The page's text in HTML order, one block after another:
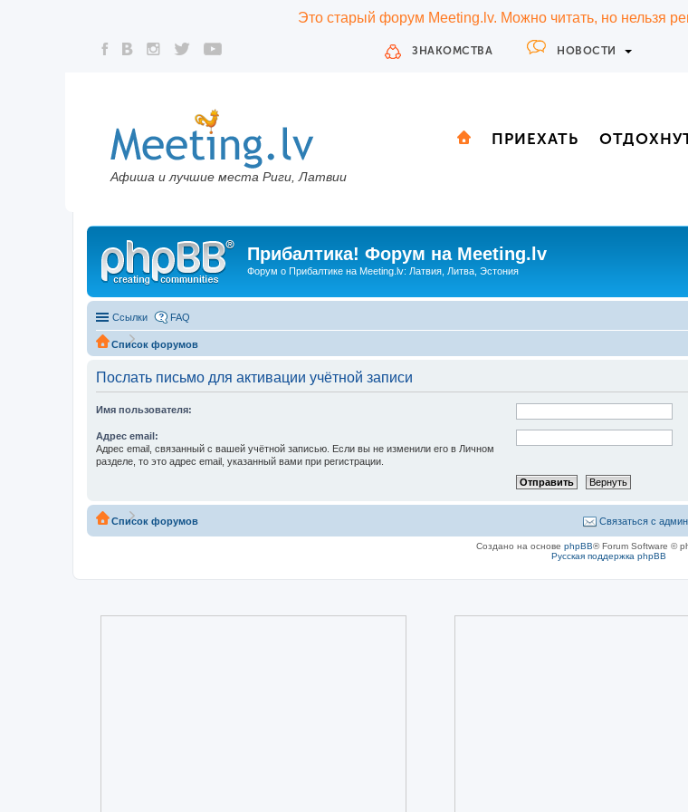
Это старый форум Meeting.lv. Можно читать, но нельзя
ЗНАКОМСТВА НОВОСТИ
Афиша и лучшие места Риги, Латвии
ПРИЕХАТЬ
Прибалтика! Форум на Meeting.lv
Форум о Прибалтике на Meeting.lv: Латвия, Литва, Эстония
Ссылки FAQ
Список форумов
Послать письмо для активации учётной записи
Имя пользователя:
Адрес email:
Адрес email, связанный с вашей учётной записью. Если вы не изменили его в Личном
разделе, то это адрес email, указанный вами при регистрации.
Список форумов Связаться с
Создано на основе phpBB® Forum Software ©
Русская поддержка phpBB